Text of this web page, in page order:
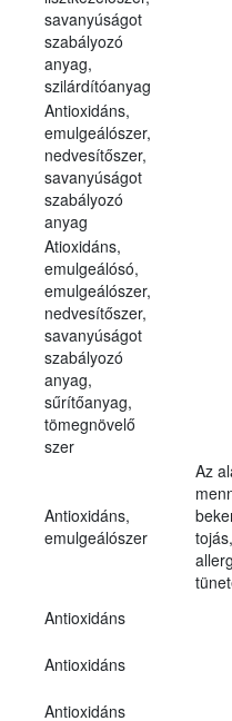
savanyúságot
szabályozó
anyag,
szilárdítóanyag
Antioxidáns,
emulgeálószer,
nedvesítőszer,
savanyúságot
szabályozó
anyag
Atioxidáns,
emulgeálósó,
emulgeálószer,
nedvesítőszer,
savanyúságot
szabályozó
anyag,
sűrítőanyag,
tömegnövelő
szer
Antioxidáns,
emulgeálószer
Az
Antioxidáns
Antioxidáns
Antioxidáns